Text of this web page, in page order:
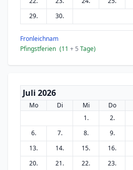
29.
30.
Fronleichnam
Pfingstferien (11 + 5 Tage)
Juli 2026
Mo Di Mi Do
1.
2.
6.
7. 8. 9.
13.
14. 15. 16.
20.
21. 22. 23.